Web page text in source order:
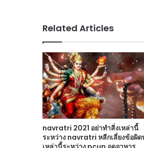
Related Articles
navratri 2021 อย่าทำสิ่งเหล่านี้
ระหว่าง navratri หลีกเลี่ยงข้อผิ